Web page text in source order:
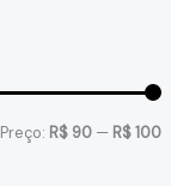
Preço: R$ 90 — R$ 100